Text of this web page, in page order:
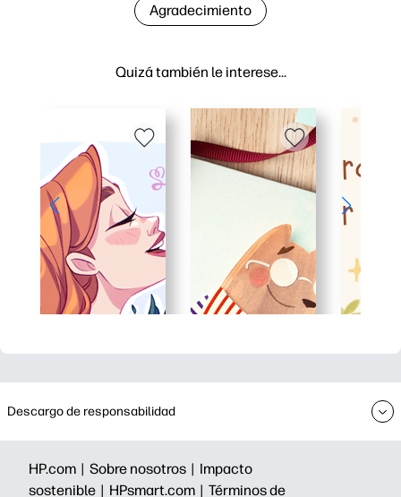
Quizá también le interese…
Agradecimiento
Descargo de responsabilidad
HP.com | Sobre nosotros | Impacto
sostenible | HPsmart.com | Términos de